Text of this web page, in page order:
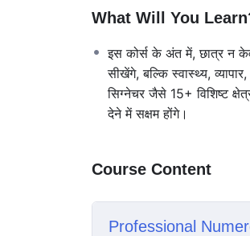
What Will You
इस कोर्स के अंत में, छात्र न
सीखेंगे, बल्कि स्वास्थ्य,
सिग्नेचर जैसे 15+ विशिष्ट
देने में सक्षम होंगे।
Course Content
Professional